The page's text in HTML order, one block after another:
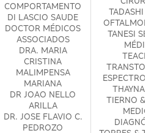
COMPORTAMENTO
DI LASCIO SAUDE
DOCTOR MÉDICOS
ASSOCIADOS
DRA. MARIA
CRISTINA
MALIMPENSA
MARIANA
DR JOAO NELLO
ARILLA
DR. JOSE FLAVIO C.
PEDROZO
TADASHI &
TANESI
ESPECTRO
THAYNA
TIERNO &